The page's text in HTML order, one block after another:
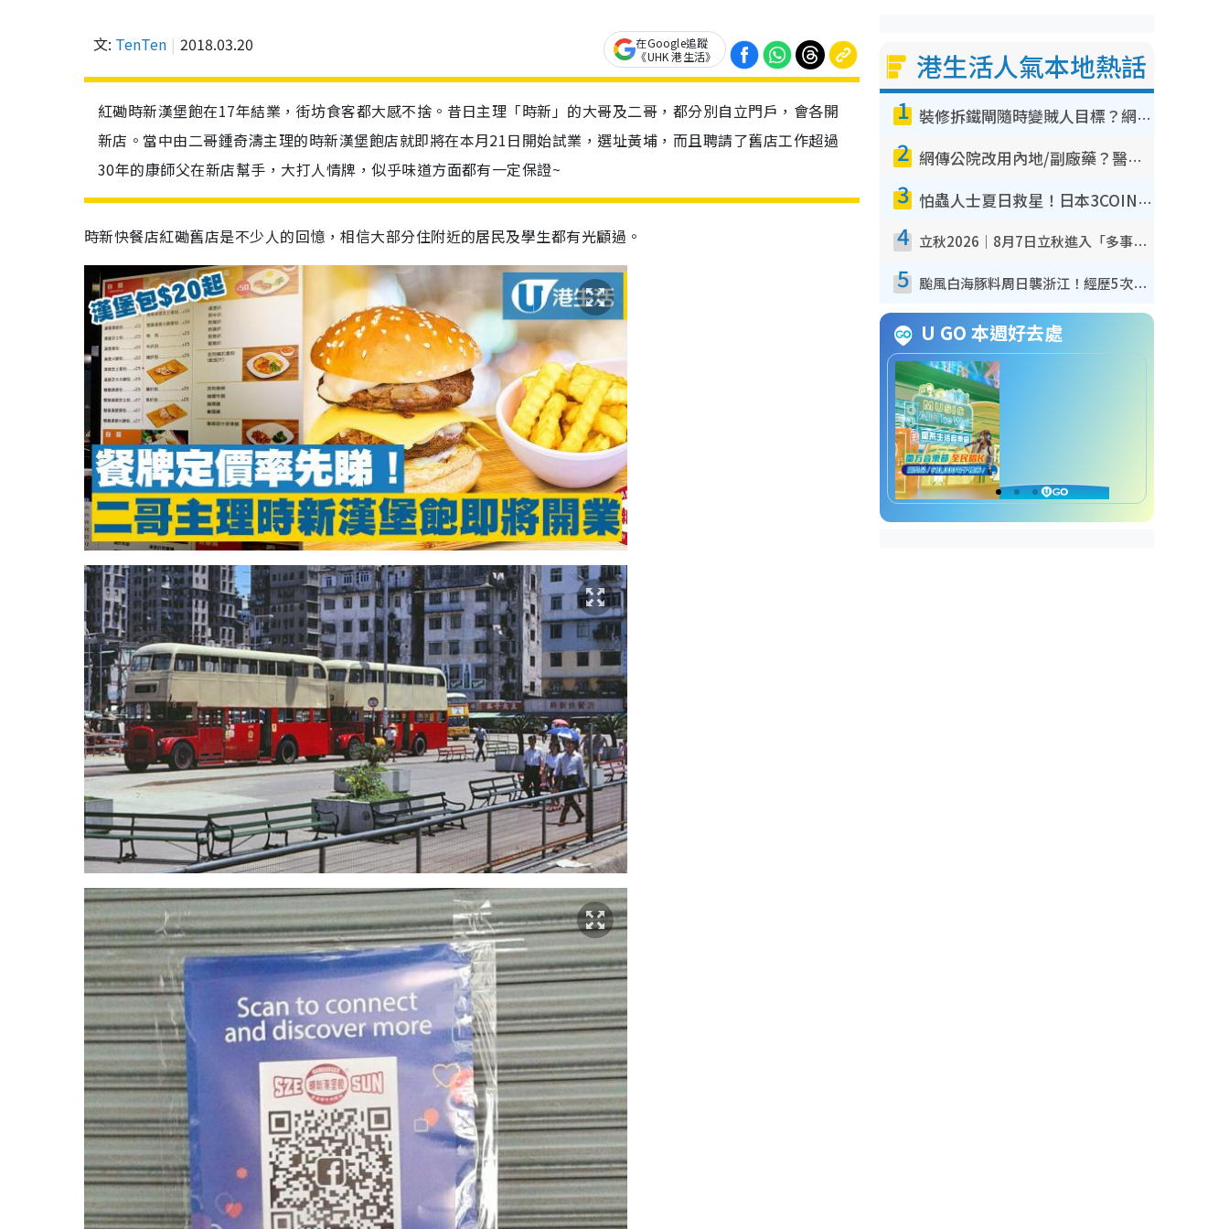
文: TenTen 2018.03.20
在Google追蹤
《UHK 港生活》
紅磡時新漢堡飽在17年結業，街坊食客都大感不捨。昔日主理「時新」的大哥及二哥，都分別自立門戶，會各開
新店。當中由二哥鍾奇濤主理的時新漢堡飽店就即將在本月21日開始試業，選址黃埔，而且聘請了舊店工作超過
30年的康師父在新店幫手，大打人情牌，似乎味道方面都有一定保證~
時新快餐店紅磡舊店是不少人的回憶，相信大部分住附近的居民及學生都有光顧過。
港生活人氣本地熱話
1 裝修拆鐵閘隨時變賊人目標？網民揭2大關鍵用途：裝新式等於白裝？附新舊鐵閘分別
2 網傳公院改用內地/副廠藥？醫生拆解正副廠分別 揭4類人換藥隨時出事
3 怕蟲人士夏日救星！日本3COINS爆紅驅蟲神器$45起 1招「全程免觸碰」輕鬆搞定小強
4 立秋2026｜8月7日立秋進入「多事之秋」 3件事唔做得！專家教6招開運 清枱頭／銀包納氣接好運
5 颱風白海豚料周日襲浙江！經歷5次「眼牆置換」極罕見 成登陸內地最長途颱風
U GO 本週好去處